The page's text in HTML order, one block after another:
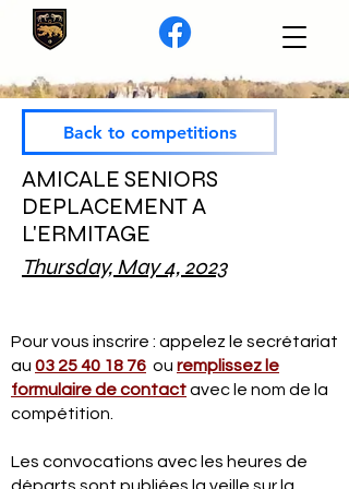
Back to competitions
AMICALE SENIORS
DEPLACEMENT A
L'ERMITAGE
Thursday, May 4, 2023
Pour vous inscrire : appelez le secrétariat
au 03 25 40 18 76 ou remplissez le
formulaire de contactavec le nom de la
compétition.
Les convocations avec les heures de